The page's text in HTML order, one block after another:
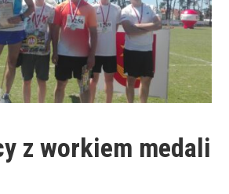
z workiem medali